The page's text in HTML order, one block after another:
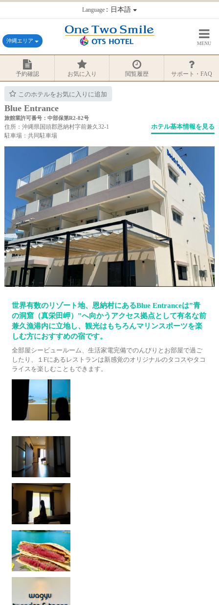
Language：日本語
沖縄エリア MENU
予約確認 お気に入り 閲覧履歴 サポート・FAQ
このホテルをお気に入りに追加
Blue Entrance
旅館業許可番号：中部保第R2-82号
住所：沖縄県国頭郡恩納村字前兼久32-1
駐車場：共同駐車場
ホテル基本情報を見る
世界有数のリゾート地、恩納村にあるBlue Entranceは”青
の洞窟（真栄田岬）”へ向かうアクセス拠点として有名な前
兼久漁港内に立地し、観光はもちろんマリンスポーツを楽
しむ方におすすめの宿です。
全部屋シービュールーム、生活家電完備でのんびりとお部屋で過ご
したり、１Fにあるレストランは新感覚のオリジナルのタコスやタコ
ライスを楽しむこともできます。